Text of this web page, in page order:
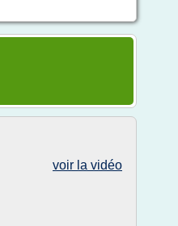
voir la vidéo